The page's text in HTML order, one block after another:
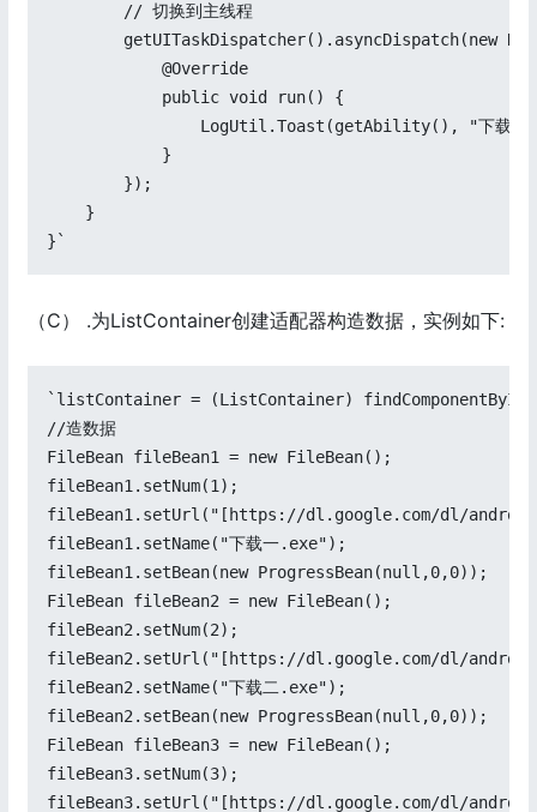
        // 切换到主线程
getUITaskDispatcher().asyncDispatch(new
            @Override
            public void run() {
LogUtil.Toast(getAbility(), "下载完
            }
        });
    }
}`
（C） .为ListContainer创建适配器构造数据，实例如下:
`listContainer = (ListContainer)
//造数据
FileBean fileBean1 = new FileBean();
fileBean1.setNum(1);
fileBean1.setUrl("[https://dl.google.com/dl/
fileBean1.setName("下载一.exe");
fileBean1.setBean(new ProgressBean(null,0,0));
FileBean fileBean2 = new FileBean();
fileBean2.setNum(2);
fileBean2.setUrl("[https://dl.google.com/dl/
fileBean2.setName("下载二.exe");
fileBean2.setBean(new ProgressBean(null,0,0));
FileBean fileBean3 = new FileBean();
fileBean3.setNum(3);
fileBean3.setUrl("[https://dl.google.com/dl/